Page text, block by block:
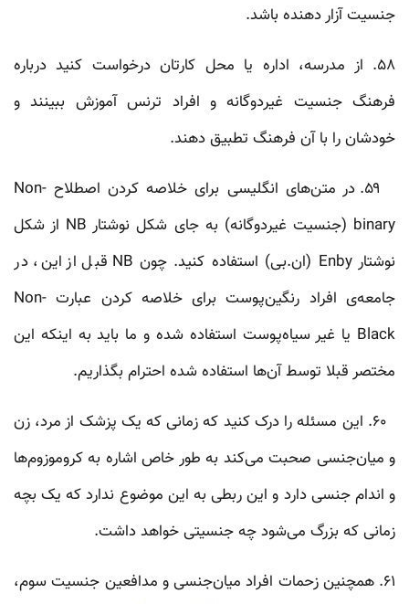
جنسیت آزار دهنده باشد.
۵۸. از مدرسه، اداره یا محل کارتان درخواست کنید درباره‌
فرهنگ جنسیت غیردوگانه و افراد ترنس آموزش ببینند و
خودشان را با آن فرهنگ تطبیق دهند.
۵۹. در متن‌های انگلیسی برای خلاصه کردن اصطلاح Non-
binary (جنسیت غیردوگانه) به جای شکل نوشتار NB از شکل
نوشتار Enby (ان.بی) استفاده کنید. چون NB قبل از این، در
جامعه‌ی افراد رنگین‌پوست برای خلاصه کردن عبارت Non-
Black یا غیر سیاه‌پوست استفاده شده و ما باید به اینکه این
مختصر قبلا توسط آن‌ها استفاده شده احترام بگذاریم.
۶۰. این مسئله را درک کنید که زمانی که یک پزشک از مرد، زن
و میان‌جنسی صحبت می‌کند به طور خاص اشاره به کروموزوم‌ها
و اندام جنسی دارد و این ربطی به این موضوع ندارد که یک بچه
زمانی که بزرگ می‌شود چه جنسیتی خواهد داشت.
۶۱. همچنین زحمات افراد میان‌جنسی و مدافعین جنسیت سوم،